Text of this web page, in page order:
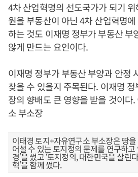
4차 산업혁명의 선도국가가 되기
원을 부동산이 아닌 4차 산업혁명
하는 것도 이재명 정부가 부동산 부
않게 만드는 요인이다.
이재명 정부가 부동산 부양과 안정
찾을 수 있을지 주목된다. 이재명
장의 향배도 큰 영향을 받을 것이다
소 부소장
이태경 토지+자유연구소 부소장은 땅
어설 수 있는 토지정의 문제를 연구하고
경’을 썼고 ‘토지정의, 대한민국을 살린
혁’을 함께 썼다.